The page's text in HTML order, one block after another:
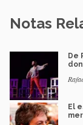
Notas
De
El